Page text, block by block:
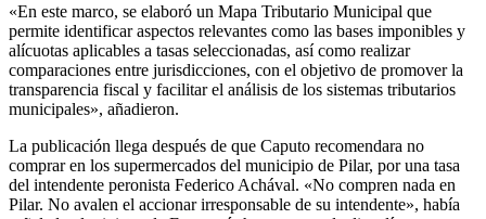
«En este marco, se elaboró un Mapa Tributario Municipal que
permite identificar aspectos relevantes como las bases imponibles y
alícuotas aplicables a tasas seleccionadas, así como realizar
comparaciones entre jurisdicciones, con el objetivo de promover la
transparencia fiscal y facilitar el análisis de los sistemas tributarios
municipales», añadieron.
La publicación llega después de que Caputo recomendara no
comprar en los supermercados del municipio de Pilar, por una tasa
del intendente peronista Federico Achával. «No compren nada en
Pilar. No avalen el accionar irresponsable de su intendente», había